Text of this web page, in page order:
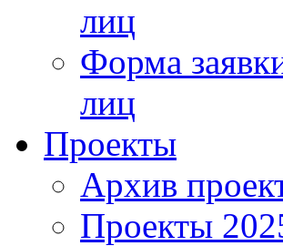
лиц
Форма
лиц
Проекты
Архив
Проекты